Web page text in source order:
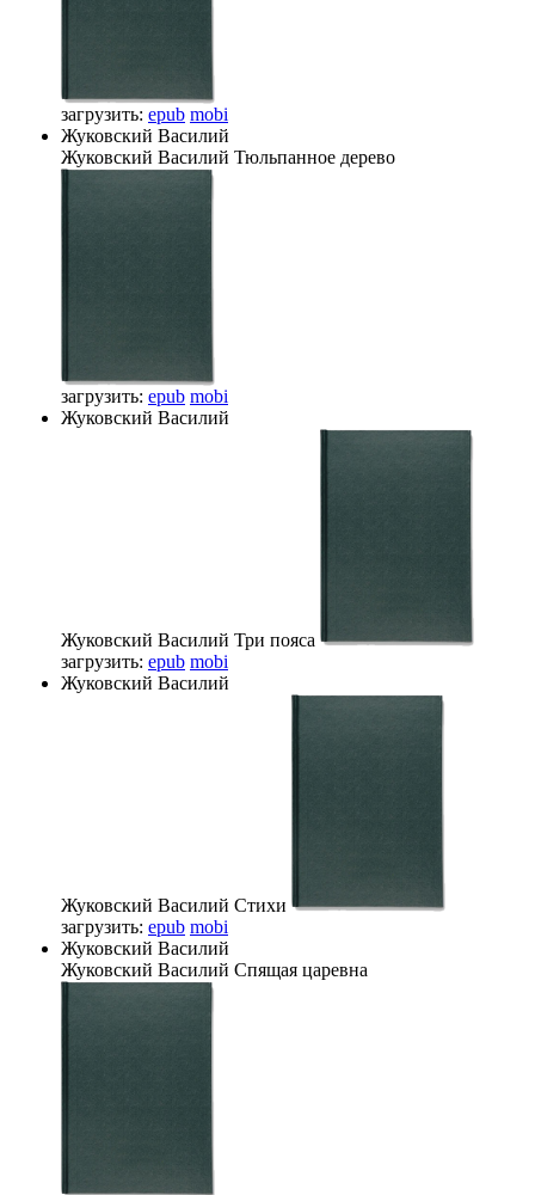
загрузить: epub mobi
Жуковский Василий
Жуковский Василий Тюльпанное дерево
загрузить: epub mobi
Жуковский Василий
Жуковский Василий Три пояса
загрузить: epub mobi
Жуковский Василий
Жуковский Василий Стихи
загрузить: epub mobi
Жуковский Василий
Жуковский Василий Спящая царевна